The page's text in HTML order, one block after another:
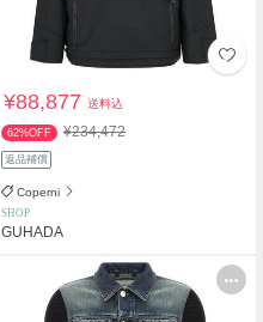
¥88,877送料込
62%OFF ¥234,472
返品補償
Coperni
SHOP
GUHADA